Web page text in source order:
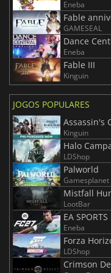
Eneba
Fable
GAMESEAL
Dance
Eneba
Fable III
Kinguin
JOGOS POPULARES
Assassin's
Kinguin
Halo
LDShop
Palworld
Gamesplanet
Mistfall
LootBar
EA
Eneba
Forza
LDShop
Crimson